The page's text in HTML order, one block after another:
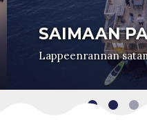
SAIMAAN
Lappeenrannan